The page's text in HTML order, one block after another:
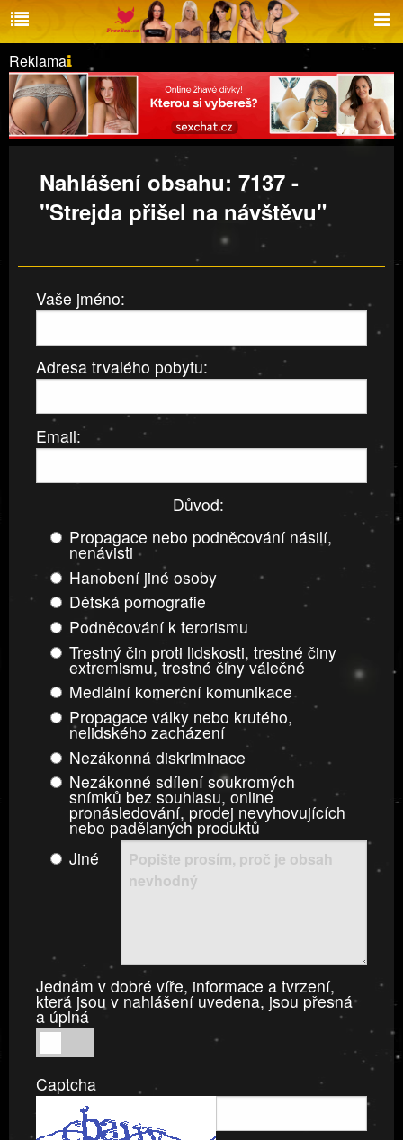
Reklama
Nahlášení obsahu: 7137 -
"Strejda přišel na návštěvu"
Vaše jméno:
Adresa trvalého pobytu:
Email:
Důvod:
Propagace nebo podněcování násilí,
nenávisti
Hanobení jiné osoby
Dětská pornografie
Podněcování k terorismu
Trestný čin proti lidskosti, trestné činy
extremismu, trestné činy válečné
Mediální komerční komunikace
Propagace války nebo krutého,
nelidského zacházení
Nezákonná diskriminace
Nezákonné sdílení soukromých
snímků bez souhlasu, online
pronásledování, prodej nevyhovujících
nebo padělaných produktů
Jiné
Jednám v dobré víře, informace a tvrzení,
která jsou v nahlášení uvedena, jsou přesná
a úplná
v
dobré
informace
Captcha